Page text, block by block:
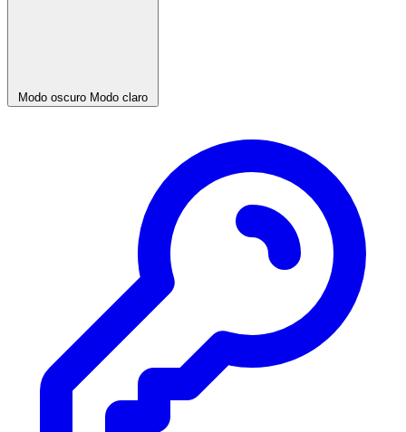
Modo oscuro Modo claro